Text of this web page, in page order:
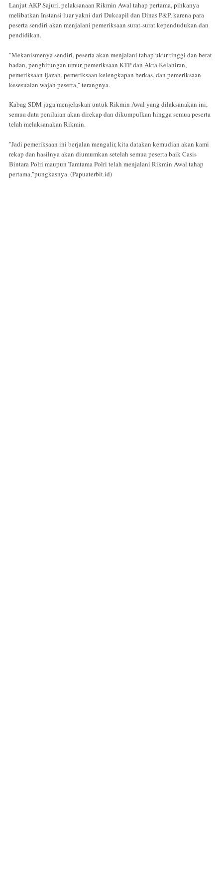
Lanjut AKP Sajuri, pelaksanaan Rikmin Awal tahap pertama, pihkanya
melibatkan Instansi luar yakni dari Dukcapil dan Dinas P&P, karena para
peserta sendiri akan menjalani pemeriksaan surat-surat kependudukan dan
pendidikan.
"Mekanismenya sendiri, peserta akan menjalani tahap ukur tinggi dan berat
badan, penghitungan umur, pemeriksaan KTP dan Akta Kelahiran,
pemeriksaan Ijazah, pemeriksaan kelengkapan berkas, dan pemeriksaan
kesesuaian wajah peserta," terangnya.
Kabag SDM juga menjelaskan untuk Rikmin Awal yang dilaksanakan ini,
semua data penilaian akan direkap dan dikumpulkan hingga semua peserta
telah melaksanakan Rikmin.
"Jadi pemeriksaan ini berjalan mengalir, kita datakan kemudian akan kami
rekap dan hasilnya akan diumumkan setelah semua peserta baik Casis
Bintara Polri maupun Tamtama Polri telah menjalani Rikmin Awal tahap
pertama,"pungkasnya. (Papuaterbit.id)